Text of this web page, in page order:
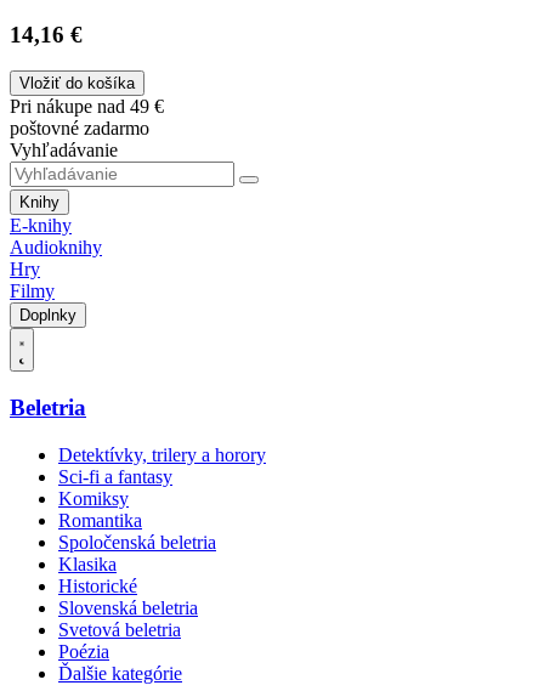
14,16 €
Vložiť do košíka
Pri nákupe nad 49 €
poštovné zadarmo
Vyhľadávanie
Knihy
E-knihy
Audioknihy
Hry
Filmy
Doplnky
Beletria
Detektívky, trilery a horory
Sci-fi a fantasy
Komiksy
Romantika
Spoločenská beletria
Klasika
Historické
Slovenská beletria
Svetová beletria
Poézia
Ďalšie kategórie